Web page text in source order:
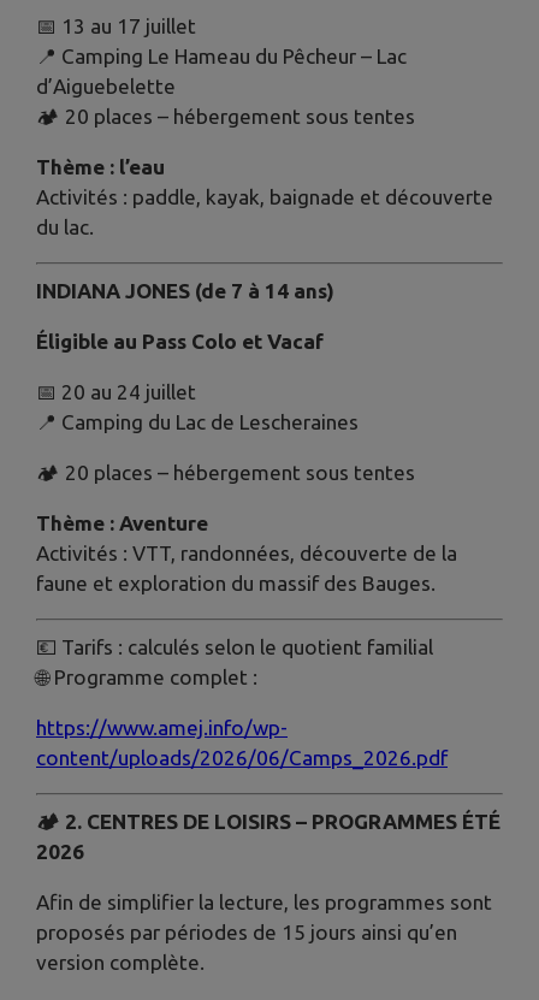
📅 13 au 17 juillet
📍 Camping Le Hameau du Pêcheur – Lac
d’Aiguebelette
🏕️ 20 places – hébergement sous tentes
Thème : l’eau
Activités : paddle, kayak, baignade et découverte
du lac.
INDIANA JONES (de 7 à 14 ans)
Éligible au Pass Colo et Vacaf
📅 20 au 24 juillet
📍 Camping du Lac de Lescheraines
🏕️ 20 places – hébergement sous tentes
Thème : Aventure
Activités : VTT, randonnées, découverte de la
faune et exploration du massif des Bauges.
💶 Tarifs : calculés selon le quotient familial
🌐 Programme complet :
https://www.amej.info/wp-
content/uploads/2026/06/Camps_2026.pdf
🏕️ 2. CENTRES DE LOISIRS – PROGRAMMES ÉTÉ
2026
Afin de simplifier la lecture, les programmes sont
proposés par périodes de 15 jours ainsi qu’en
version complète.